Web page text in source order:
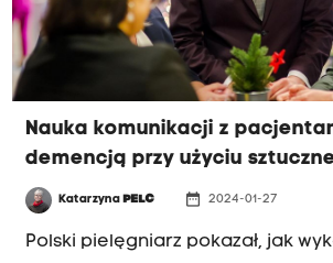
metody Montessori Senior
Nauka komunikacji z
demencją przy użyciu
Katarzyna PELC date_range 2024-01-27
Polski pielęgniarz pokazał, jak